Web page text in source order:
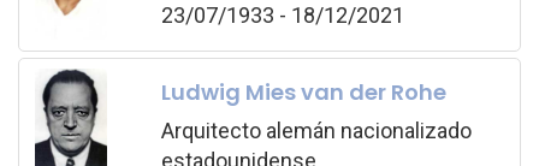
23/07/1933 - 18/12/2021
Ludwig Mies van der Rohe
Arquitecto alemán nacionalizado
estadounidense